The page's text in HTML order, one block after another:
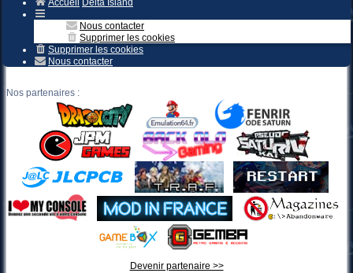
Accueil
Delta Island
Nous contacter
Supprimer les cookies
Supprimer les cookies
Nous contacter
Nos partenaires :
Devenir partenaire >>